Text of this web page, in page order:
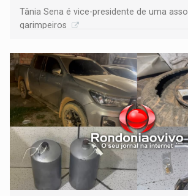
Tânia Sena é vice-presidente de uma
garimpeiros